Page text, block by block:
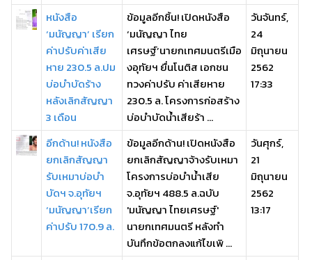
หนังสือ
‘มนัญญา’ เรียก
ค่าปรับค่าเสีย
หาย 230.5 ล.ปม
บ่อบำบัดร้าง
หลังเลิกสัญญา
3 เดือน
ข้อมูลอีกชิ้น! เปิดหนังสือ
‘มนัญญา ไทย
เศรษฐ์’นายกเทศมนตรีเมือ
งอุทัยฯ ยื่นโนติส เอกชน
ทวงค่าปรับ ค่าเสียหาย
230.5 ล. โครงการก่อสร้าง
บ่อบำบัดน้ำเสียร้า ...
วันจันทร์,
24
มิถุนายน
2562
17:33
อีกด้าน! หนังสือ
ยกเลิกสัญญา
รับเหมาบ่อบำ
บัดฯ จ.อุทัยฯ
‘มนัญญา’เรียก
ค่าปรับ 170.9 ล.
ข้อมูลอีกด้าน! เปิดหนังสือ
ยกเลิกสัญญาจ้างรับเหมา
โครงการบ่อบำน้ำเสีย
จ.อุทัยฯ 488.5 ล.ฉบับ
'มนัญญา ไทยเศรษฐ์'
นายกเทศมนตรี หลังทำ
บันทึกข้อตกลงแก้ไขเพิ ...
วันศุกร์,
21
มิถุนายน
2562
13:17